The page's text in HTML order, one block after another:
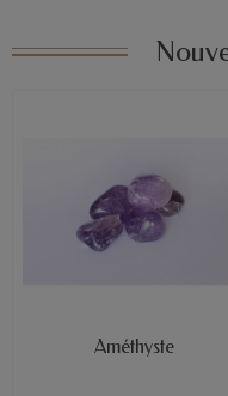
RUPTURE DE STOCK
Améthyste